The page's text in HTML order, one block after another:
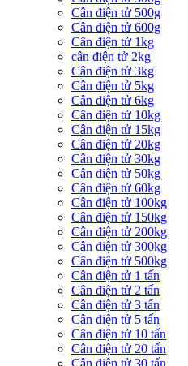
Cân điện tử 500g
Cân điện tử 600g
Cân điện tử 1kg
cân điện tử 2kg
Cân điện tử 3kg
Cân điện tử 5kg
Cân điện tử 6kg
Cân điện tử 10kg
Cân điện tử 15kg
Cân điện tử 20kg
Cân điện tử 30kg
Cân điện tử 50kg
Cân điện tử 60kg
Cân điện tử 100kg
Cân điện tử 150kg
Cân điện tử 200kg
Cân điện tử 300kg
Cân điện tử 500kg
Cân điện tử 1 tấn
Cân điện tử 2 tấn
Cân điện tử 3 tấn
Cân điện tử 5 tấn
Cân điện tử 10 tấn
Cân điện tử 20 tấn
Cân điện tử 30 tấn